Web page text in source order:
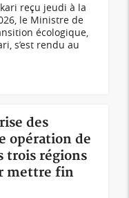
reçu jeudi à la
le Ministre de
écologique,
s’est rendu au
des
opération de
trois régions
mettre fin